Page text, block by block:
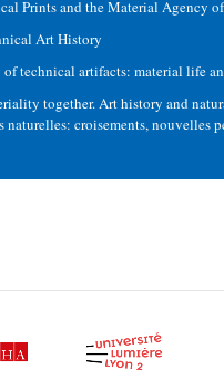
Prints and the Material Agency
Art History
technical artifacts: material life
together. Art history and
naturelles: croisements, nouvelles